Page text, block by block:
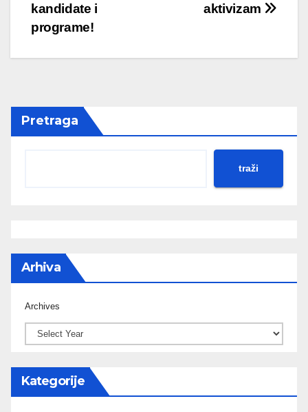
aktivizam
kandidate i
programe!
Pretraga
traži
Arhiva
Archives
Kategorije